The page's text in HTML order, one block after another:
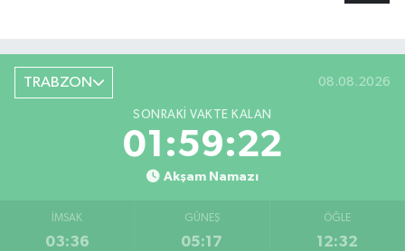
TRABZON 08.08.2026
SONRAKI VAKTE KALAN
01:59:21
Akşam Namazı
İMSAK
03:36
GÜNEŞ
05:17
ÖĞLE
12:32